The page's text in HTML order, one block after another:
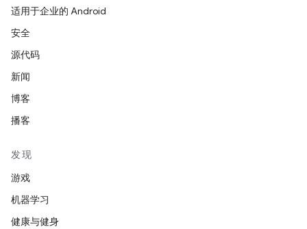
适用于企业的 Android
安全
源代码
新闻
博客
播客
发现
游戏
机器学习
健康与健身